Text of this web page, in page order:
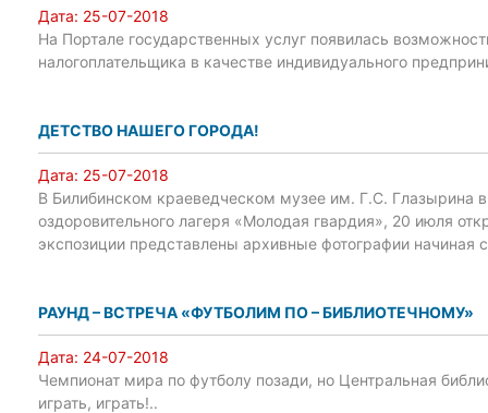
Дата: 25-07-2018
На Портале государственных услуг появилась
налогоплательщика в качестве индивидуального
ДЕТСТВО НАШЕГО ГОРОДА!
Дата: 25-07-2018
В Билибинском краеведческом музее им. Г.С. Глазырина
оздоровительного лагеря «Молодая гвардия», 20 июля
экспозиции представлены архивные фотографии начиная
РАУНД – ВСТРЕЧА «ФУТБОЛИМ ПО – БИБЛИОТЕЧНОМУ»
Дата: 24-07-2018
Чемпионат мира по футболу позади, но Центральная
играть, играть!..